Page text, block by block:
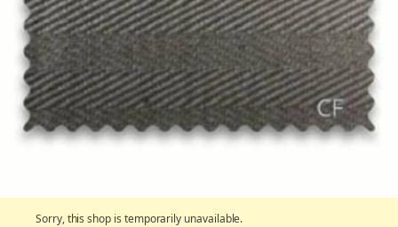
Sorry, this shop is temporarily unavailable.